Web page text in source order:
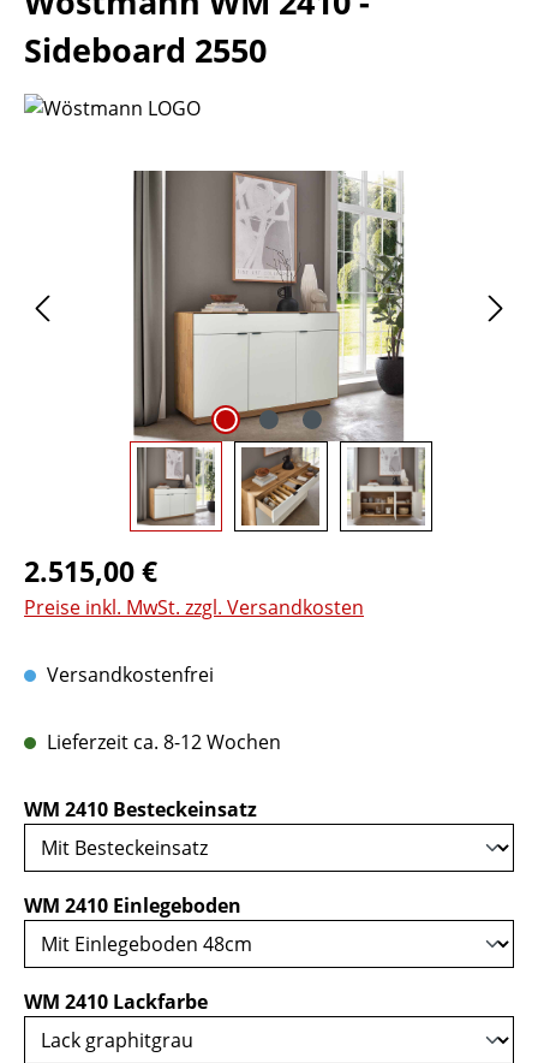
Sideboard 2550
Bildergalerie überspringen
Regulärer Preis:
2.515,00 €
Preise inkl. MwSt. zzgl. Versandkosten
Versandkostenfrei
Lieferzeit ca. 8-12 Wochen
WM 2410 Besteckeinsatzauswählen
WM 2410 Einlegeboden
WM 2410 Lackfarbeauswählen